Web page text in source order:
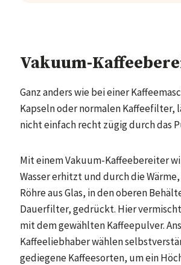
Vakuum-
Ganz anders wie bei einer
Kapseln oder normalen Kaffeefilter,
nicht einfach recht zügig durch das
Mit einem Vakuum-Kaffeebereiter
Wasser erhitzt und durch die
Röhre aus Glas, in den oberen
Dauerfilter, gedrückt. Hier vermischt
mit dem gewählten Kaffeepulver.
Kaffeeliebhaber wählen
gediegene Kaffeesorten, um ein